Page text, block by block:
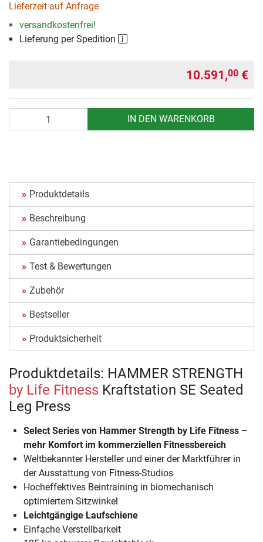
Lieferzeit auf Anfrage
versandkostenfrei!
Lieferung per Spedition
10.591,00 €
IN DEN WARENKORB
Produktdetails
Beschreibung
Garantiebedingungen
Test & Bewertungen
Zubehör
Bestseller
Produktsicherheit
Produktdetails: HAMMER STRENGTH
by Life Fitness Kraftstation SE Seated
Leg Press
Select Series von Hammer Strength by Life Fitness –
mehr Komfort im kommerziellen Fitnessbereich
Weltbekannter Hersteller und einer der Marktführer in
der Ausstattung von Fitness-Studios
Hocheffektives Beintraining in biomechanisch
optimiertem Sitzwinkel
Leichtgängige Laufschiene
Einfache Verstellbarkeit